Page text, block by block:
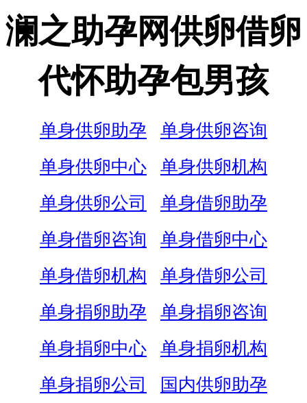
澜之助孕网供卵借卵
代怀助孕包男孩
单身供卵助孕
单身供卵咨询
单身供卵中心
单身供卵机构
单身供卵公司
单身借卵助孕
单身借卵咨询
单身借卵中心
单身借卵机构
单身借卵公司
单身捐卵助孕
单身捐卵咨询
单身捐卵中心
单身捐卵机构
单身捐卵公司
国内供卵助孕